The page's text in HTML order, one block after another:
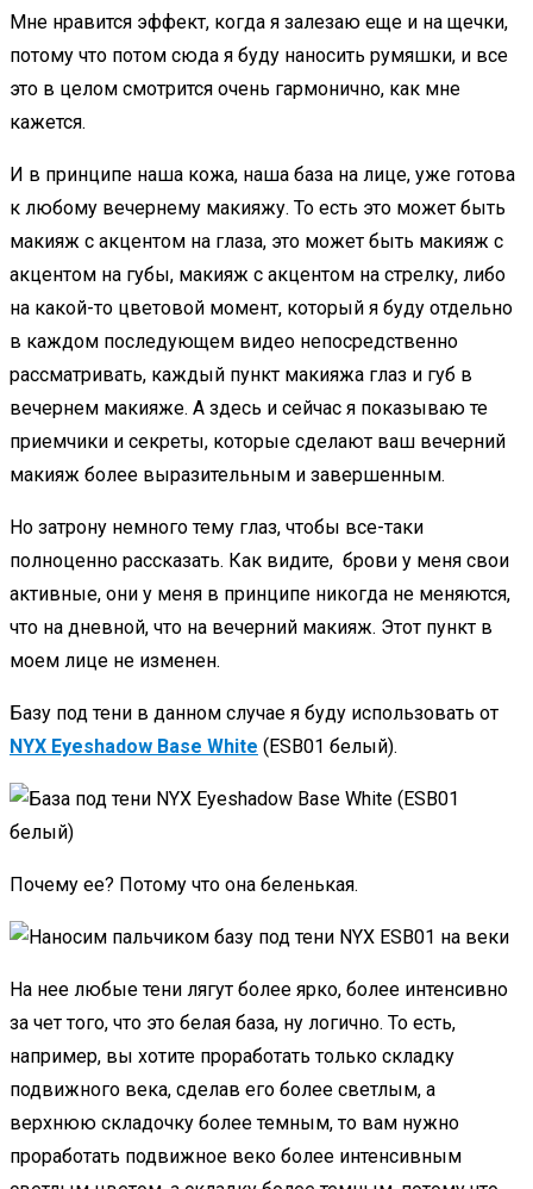
Мне нравится эффект, когда я залезаю еще и на щечки,
потому что потом сюда я буду наносить румяшки, и все
это в целом смотрится очень гармонично, как мне
кажется.
И в принципе наша кожа, наша база на лице, уже готова
к любому вечернему макияжу. То есть это может быть
макияж с акцентом на глаза, это может быть макияж с
акцентом на губы, макияж с акцентом на стрелку, либо
на какой-то цветовой момент, который я буду отдельно
в каждом последующем видео непосредственно
рассматривать, каждый пункт макияжа глаз и губ в
вечернем макияже. А здесь и сейчас я показываю те
приемчики и секреты, которые сделают ваш вечерний
макияж более выразительным и завершенным.
Но затрону немного тему глаз, чтобы все-таки
полноценно рассказать. Как видите, брови у меня свои
активные, они у меня в принципе никогда не меняются,
что на дневной, что на вечерний макияж. Этот пункт в
моем лице не изменен.
Базу под тени в данном случае я буду использовать от
NYX Eyeshadow Base White (ESB01 белый).
Почему ее? Потому что она беленькая.
На нее любые тени лягут более ярко, более интенсивно
за чет того, что это белая база, ну логично. То есть,
например, вы хотите проработать только складку
подвижного века, сделав его более светлым, а
верхнюю складочку более темным, то вам нужно
проработать подвижное веко более интенсивным